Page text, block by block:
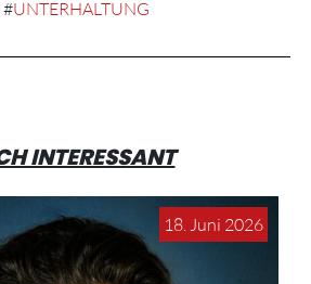
#UNTERHALTUNG
INTERESSANT
18. Juni 2026